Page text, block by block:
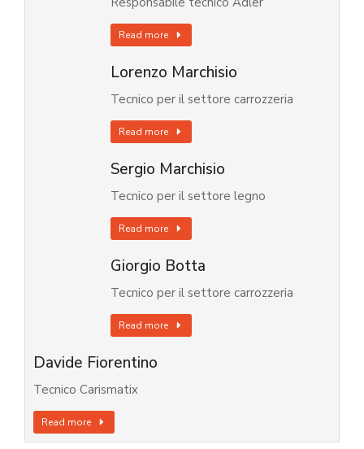
Read more
Lorenzo Marchisio
Tecnico per il settore carrozzeria
Read more
Sergio Marchisio
Tecnico per il settore legno
Read more
Giorgio Botta
Tecnico per il settore carrozzeria
Read more
Davide Fiorentino
Tecnico Carismatix
Read more